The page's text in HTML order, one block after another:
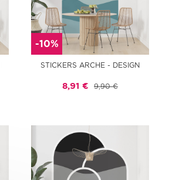
-10%
STICKERS ARCHE - DESIGN
8,91 € 9,90 €